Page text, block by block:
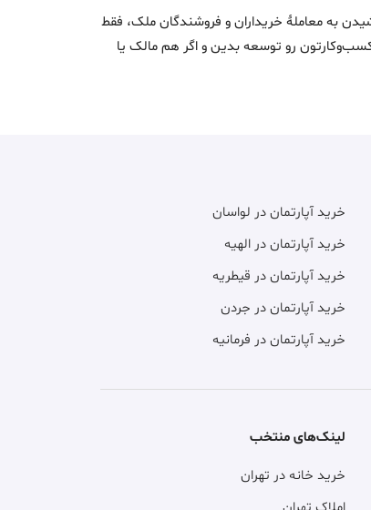
بخشیدن به معاملۀ خریداران و فروشندگان ملک، فقط
کسب‌وکارتون رو توسعه بدین و اگر هم مالک یا
خرید آپارتمان در لواسان
خرید آپارتمان در الهیه
خرید آپارتمان در قیطریه
خرید آپارتمان در جردن
خرید آپارتمان در فرمانیه
لینک‌های منتخب
خرید خانه در تهران